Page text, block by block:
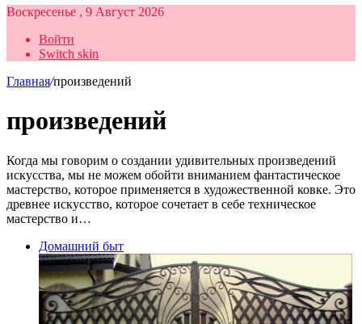
Воскресенье , 9 Август 2026
Войти
Switch skin
Главная/произведений
произведений
Когда мы говорим о создании удивительных произведений
искусства, мы не можем обойти вниманием фантастическое
мастерство, которое применяется в художественной ковке. Это
древнее искусство, которое сочетает в себе техническое
мастерство и…
Домашний быт